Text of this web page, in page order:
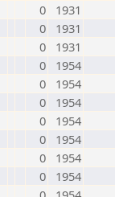
0
1931
0
1931
0
1931
0
1954
0
1954
0
1954
0
1954
0
1954
0
1954
0
1954